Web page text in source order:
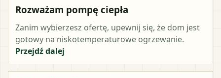
Rozważam pompę ciepła
Zanim wybierzesz ofertę, upewnij się, że dom jest
gotowy na niskotemperaturowe ogrzewanie.
Przejdź dalej